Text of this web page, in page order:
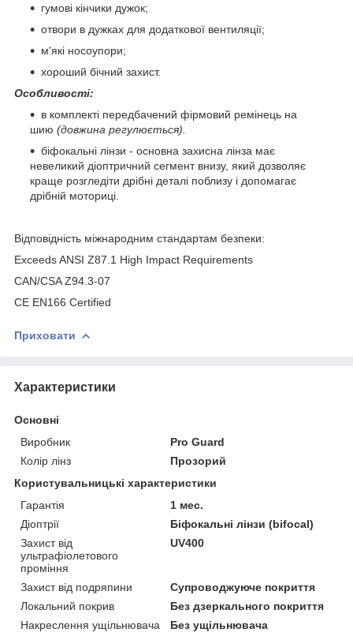
гумові кінчики дужок;
отвори в дужках для додаткової вентиляції;
м'які носоупори;
хороший бічний захист.
Особливості:
в комплекті передбачений фірмовий ремінець на
шию (довжина регулюється).
біфокальні лінзи - основна захисна лінза має
невеликий діоптричний сегмент внизу, який дозволяє
краще розгледіти дрібні деталі поблизу і допомагає
дрібній моториці.
Відповідність міжнародним стандартам безпеки:
Exceeds ANSI Z87.1 High Impact Requirements
CAN/CSA Z94.3-07
CE EN166 Certified
Приховати
Характеристики
Основні
Виробник
Pro Guard
Колір лінз
Прозорий
Користувальницькі характеристики
Гарантія
1 мес.
Діоптрії
Біфокальні лінзи (bifocal)
Захист від
ультрафіолетового
проміння
UV400
Захист від подряпини
Супроводжуюче покриття
Локальний покрив
Без дзеркального покриття
Накреслення ущільнювача
Без ущільнювача